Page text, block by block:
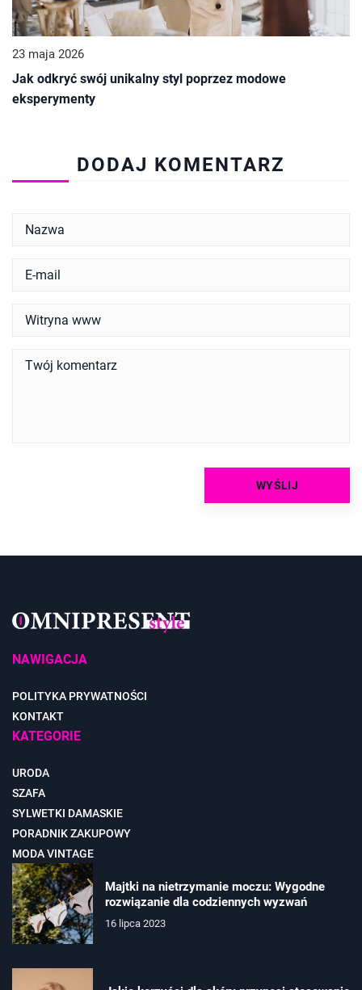
23 maja 2026
Jak odkryć swój unikalny styl poprzez modowe
eksperymenty
DODAJ KOMENTARZ
NAWIGACJA
POLITYKA PRYWATNOŚCI
KONTAKT
KATEGORIE
URODA
SZAFA
SYLWETKI DAMASKIE
PORADNIK ZAKUPOWY
MODA VINTAGE
Majtki na nietrzymanie moczu: Wygodne
rozwiązanie dla codziennych wyzwań
16 lipca 2023